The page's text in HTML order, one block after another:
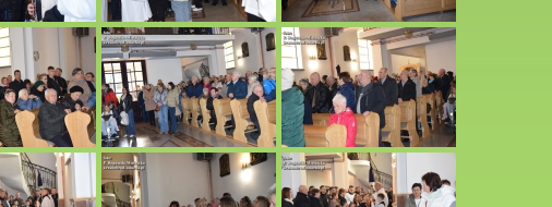
r. godz. 16.00.
Paragwaju w naszym Kościele. 26.10.2025 r.
r.